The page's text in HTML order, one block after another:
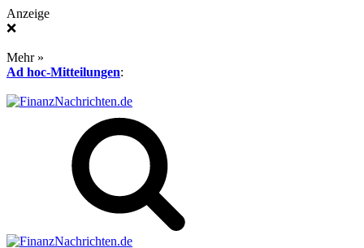
Anzeige
❌
Mehr »
Ad hoc-Mitteilungen: